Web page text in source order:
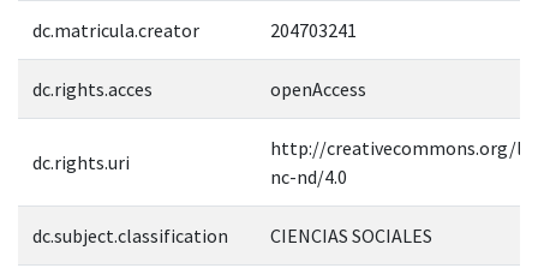
dc.matricula.creator 204703241
dc.rights.acces openAccess
dc.rights.uri
http://creativecommons.org/
nc-nd/4.0
dc.subject.classification CIENCIAS SOCIALES